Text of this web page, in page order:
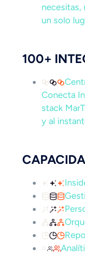
necesitas,
un solo
100+
Conecta
stack
y al